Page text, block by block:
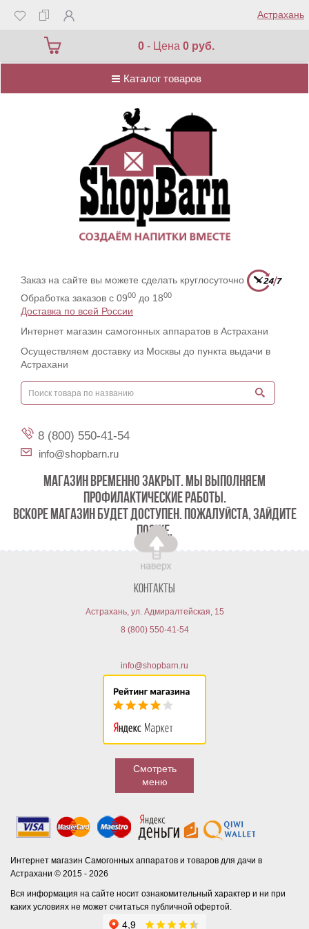
Астрахань
0 - Цена0 руб.
Каталог товаров
Каталог товаров
Заказ на сайте вы можете сделать круглосуточно
Обработка заказов с 0900 до 1800
Доставка по всей России
Интернет магазин самогонных аппаратов в Астрахани
Осуществляем доставку из Москвы до пункта выдачи в
Астрахани
8 (800) 550-41-54
info@shopbarn.ru
МАГАЗИН ВРЕМЕННО ЗАКРЫТ. МЫ ВЫПОЛНЯЕМ
ПРОФИЛАКТИЧЕСКИЕ РАБОТЫ.
ВСКОРЕ МАГАЗИН БУДЕТ ДОСТУПЕН. ПОЖАЛУЙСТА, ЗАЙДИТЕ
ПОЗЖЕ.
Контакты
Астрахань, ул. Адмиралтейская, 15
8 (800) 550-41-54
info@shopbarn.ru
Смотреть
меню
Интернет магазин Самогонных аппаратов и товаров для дачи в
Астрахани © 2015 - 2026
Вся информация на сайте носит ознакомительный характер и ни при
каких условиях не может считаться публичной офертой.